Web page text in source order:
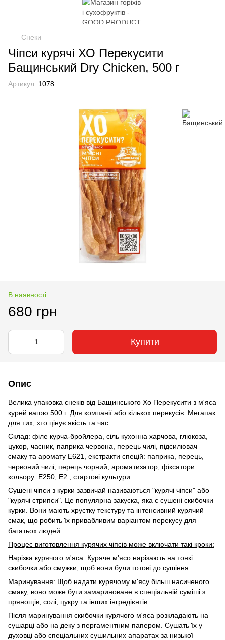
Снеки
Чіпси курячі ХО Перекусити
Бащинський Dry Chicken, 500 г
Артикул: 1078
В наявності
680 грн
Купити
Опис
Велика упаковка снеків від Бащинського Хо Перекусити з м'яса
курей вагою 500 г. Для компанії або кількох перекусів. Мегапак
для тих, хто цінує якість та час.
Склад: філе курча-бройлера, сіль кухонна харчова, глюкоза,
цукор, часник, паприка червона, перець чилі, підсилювач
смаку та аромату Е621, екстракти спецій: паприка, перець,
червоний чилі, перець чорний, ароматизатор, фіксатори
кольору: Е250, Е2 , стартові культури
Сушені чіпси з курки зазвичай називаються "курячі чіпси" або
"курячі стрипси". Це популярна закуска, яка є сушені скибочки
курки. Вони мають хрустку текстуру та інтенсивний курячий
смак, що робить їх привабливим варіантом перекусу для
багатьох людей.
Процес виготовлення курячих чіпсів може включати такі кроки:
Нарізка курячого м'яса: Куряче м'ясо нарізають на тонкі
скибочки або смужки, щоб вони були готові до сушіння.
Маринування: Щоб надати курячому м'ясу більш насиченого
смаку, воно може бути замариноване в спеціальній суміші з
прянощів, солі, цукру та інших інгредієнтів.
Після маринування скибочки курячого м'яса розкладають на
сушарці або на деку з пергаментним папером. Сушать їх у
духовці або спеціальних сушильних апаратах за низької